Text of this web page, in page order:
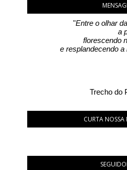
"Entre o olhar
a
florescendo
e resplandecendo
Trecho do
CURTA NOSSA